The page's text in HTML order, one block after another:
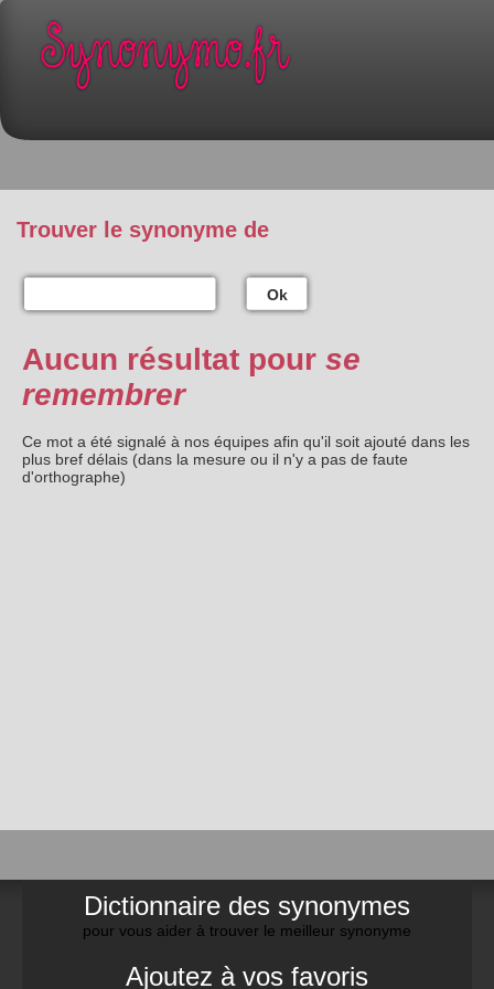
Trouver le synonyme de
Ok
Aucun résultat pour se
remembrer
Ce mot a été signalé à nos équipes afin qu'il soit ajouté dans les
plus bref délais (dans la mesure ou il n'y a pas de faute
d'orthographe)
Dictionnaire des synonymes
pour vous aider à trouver le meilleur synonyme
Ajoutez à vos favoris